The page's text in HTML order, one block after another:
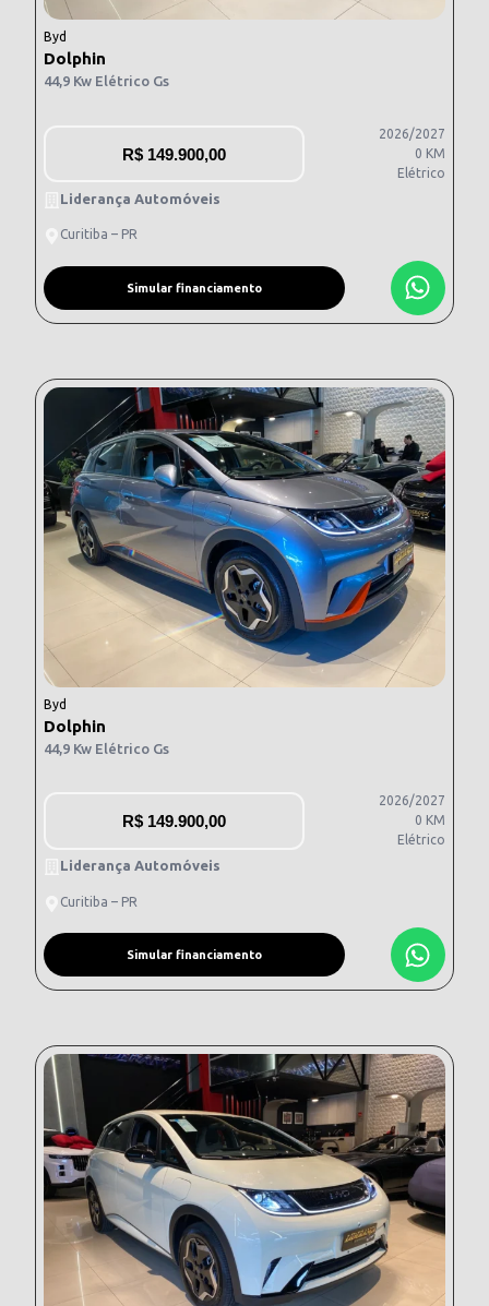
Byd
Dolphin
44,9 Kw Elétrico Gs
R$ 149.900,00
2026/2027
0 KM
Elétrico
Liderança Automóveis
Curitiba – PR
Simular financiamento
Byd
Dolphin
44,9 Kw Elétrico Gs
R$ 149.900,00
2026/2027
0 KM
Elétrico
Liderança Automóveis
Curitiba – PR
Simular financiamento